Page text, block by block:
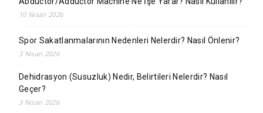
10 Nisan 2026
Spor Sakatlanmalarının Nedenleri Nelerdir? Nasıl Önlenir?
3 Nisan 2026
Dehidrasyon (Susuzluk) Nedir, Belirtileri Nelerdir? Nasıl
Geçer?
3 Nisan 2026